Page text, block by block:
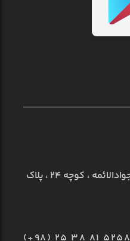
استان قم ، شهر قم ، خیابان جوادالائمه ، کوچه ۲۴ ، پلاک